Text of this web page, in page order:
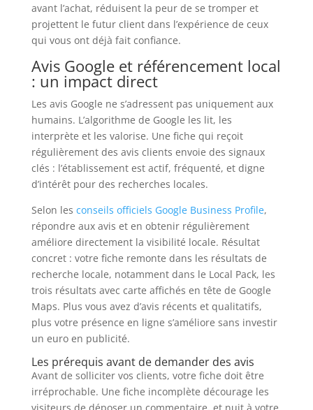
avant l’achat, réduisent la peur de se tromper et
projettent le futur client dans l’expérience de ceux
qui vous ont déjà fait confiance.
Avis Google et référencement local
: un impact direct
Les avis Google ne s’adressent pas uniquement aux
humains. L’algorithme de Google les lit, les
interprète et les valorise. Une fiche qui reçoit
régulièrement des avis clients envoie des signaux
clés : l’établissement est actif, fréquenté, et digne
d’intérêt pour des recherches locales.
Selon les conseils officiels Google Business Profile,
répondre aux avis et en obtenir régulièrement
améliore directement la visibilité locale. Résultat
concret : votre fiche remonte dans les résultats de
recherche locale, notamment dans le Local Pack, les
trois résultats avec carte affichés en tête de Google
Maps. Plus vous avez d’avis récents et qualitatifs,
plus votre présence en ligne s’améliore sans investir
un euro en publicité.
Les prérequis avant de demander des avis
Avant de solliciter vos clients, votre fiche doit être
irréprochable. Une fiche incomplète décourage les
visiteurs de déposer un commentaire, et nuit à votre